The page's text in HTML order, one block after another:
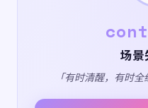
场
「有时清醒，有时